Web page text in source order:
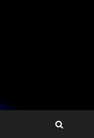
続機能を
定操作で